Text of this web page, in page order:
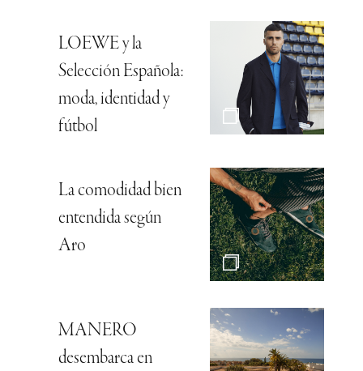
LOEWE y la
Selección Española:
moda, identidad y
fútbol
La comodidad bien
entendida según
Aro
MANERO
desembarca en